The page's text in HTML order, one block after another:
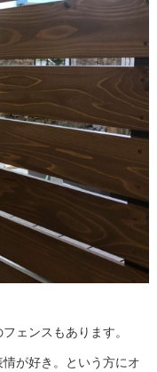
ェンスもあります。
が好き。という方にオ